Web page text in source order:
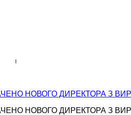
НОВОГО ДИРЕКТОРА З
НОВОГО ДИРЕКТОРА З